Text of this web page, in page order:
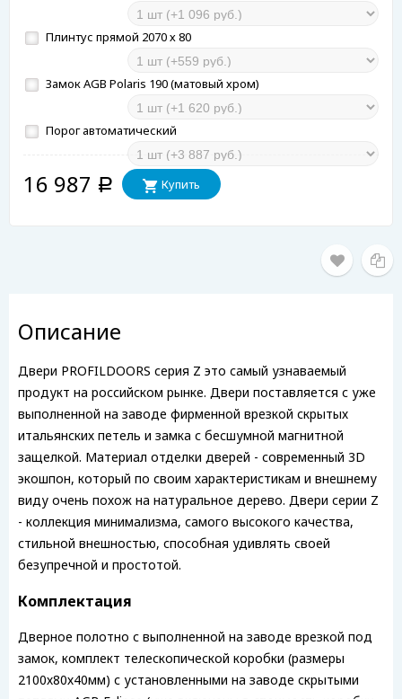
Плинтус прямой 2070 х 80
Замок AGB Polaris 190 (матовый хром)
Порог автоматический
16 987 Р Купить
Описание
Двери PROFILDOORS серия Z это самый узнаваемый
продукт на российском рынке. Двери поставляется с уже
выполненной на заводе фирменной врезкой скрытых
итальянских петель и замка с бесшумной магнитной
защелкой. Материал отделки дверей - современный 3D
экошпон, который по своим характеристикам и внешнему
виду очень похож на натуральное дерево. Двери серии Z
- коллекция минимализма, самого высокого качества,
стильной внешностью, способная удивлять своей
безупречной и простотой.
Комплектация
Дверное полотно с выполненной на заводе врезкой под
замок, комплект телескопической коробки (размеры
2100х80х40мм) с установленными на заводе скрытыми